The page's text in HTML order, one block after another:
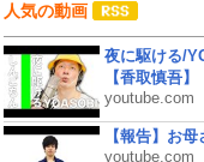
人気の動画
夜に駆ける/
【香取慎吾】
youtube.com
【報告】お
youtube.com